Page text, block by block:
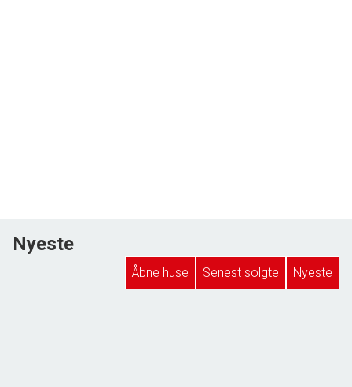
Nyeste
Åbne huse Senest solgte Nyeste